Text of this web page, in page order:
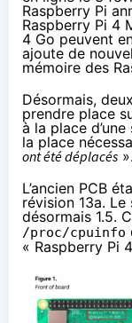
Raspberry Pi
Raspberry Pi 4
4 Go peuvent
ajoute de
mémoire des
Désormais,
prendre place
à la place
la place
ont été déplacés ».
L’ancien PCB
révision 13a.
désormais 1.5.
/proc/cpuinfo
« Raspberry Pi